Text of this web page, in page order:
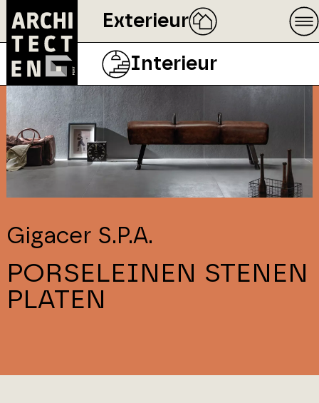
Exterieur
Interieur
Gigacer S.P.A.
PORSELEINEN STENEN
PLATEN